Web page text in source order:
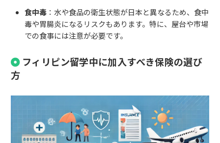
食中毒：水や食品の衛生状態が日本と異なるため、食中
毒や胃腸炎になるリスクもあります。特に、屋台や市場
での食事には注意が必要です。
フィリピン留学中に加入すべき保険の選び
方